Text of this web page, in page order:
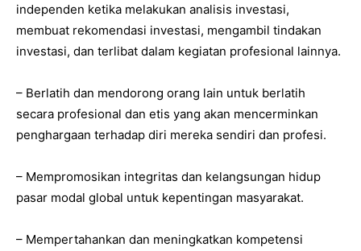
independen ketika melakukan analisis investasi,
membuat rekomendasi investasi, mengambil tindakan
investasi, dan terlibat dalam kegiatan profesional lainnya.
– Berlatih dan mendorong orang lain untuk berlatih
secara profesional dan etis yang akan mencerminkan
penghargaan terhadap diri mereka sendiri dan profesi.
– Mempromosikan integritas dan kelangsungan hidup
pasar modal global untuk kepentingan masyarakat.
– Mempertahankan dan meningkatkan kompetensi